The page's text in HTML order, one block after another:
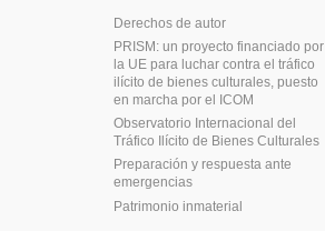
Derechos de autor
PRISM: un proyecto financiado por
la UE para luchar contra el tráfico
ilícito de bienes culturales, puesto
en marcha por el ICOM
Observatorio Internacional del
Tráfico Ilícito de Bienes Culturales
Preparación y respuesta ante
emergencias
Patrimonio inmaterial